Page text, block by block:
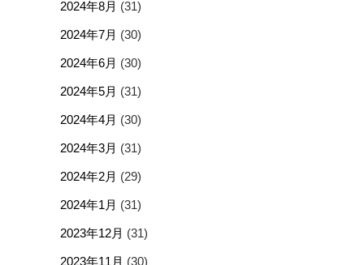
2024年8月 (31)
2024年7月 (30)
2024年6月 (30)
2024年5月 (31)
2024年4月 (30)
2024年3月 (31)
2024年2月 (29)
2024年1月 (31)
2023年12月 (31)
2023年11月 (30)